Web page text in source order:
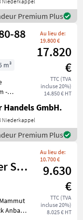
Premium Plus
88
Au lieu de:
19.800 €
17.820
€
TTC (TVA
incluse 20%)
14.850 € HT
m³
-
-
nur
-
Handels GmbH.
Niederkappel
Premium Plus
SF
Au lieu de:
10.700 €
9.630
€
TTC (TVA
incluse 20%)
8.025 € HT